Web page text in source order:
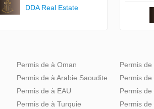
DDA Real Estate
Permis de à Oman
Permis de à Arabie Saoudite
Permis de à EAU
Permis de à Turquie
Permis
Permis de
Permis
Permis